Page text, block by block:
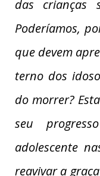
das crianças
Poderíamos,
que devem
terno dos
do morrer?
seu
adolescente
reavivar a